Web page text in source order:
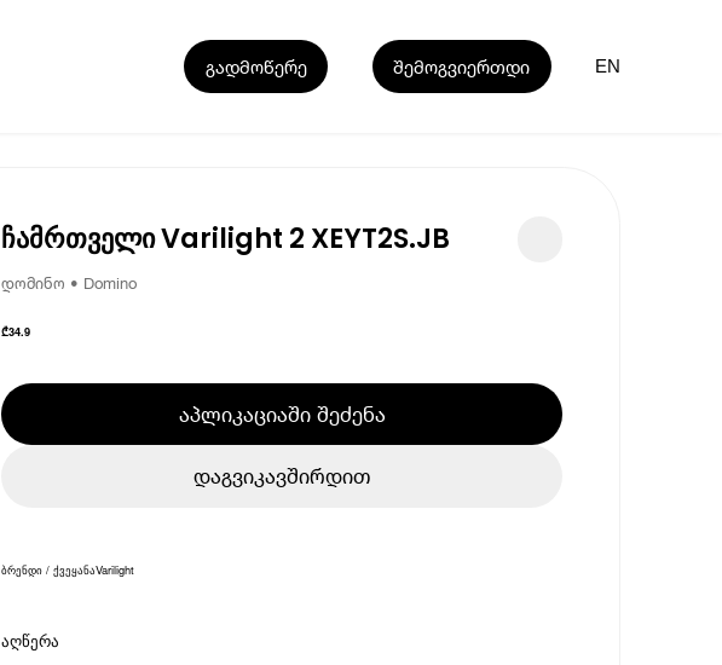
გადმოწერე შემოგვიერთდი EN
ჩამრთველი Varilight 2 XEYT2S.JB
დომინო • Domino
₾34.9
აპლიკაციაში შეძენა
დაგვიკავშირდით
ბრენდი / ქვეყანაVarilight
აღწერა